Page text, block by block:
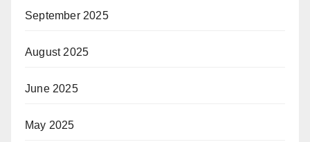
September 2025
August 2025
June 2025
May 2025